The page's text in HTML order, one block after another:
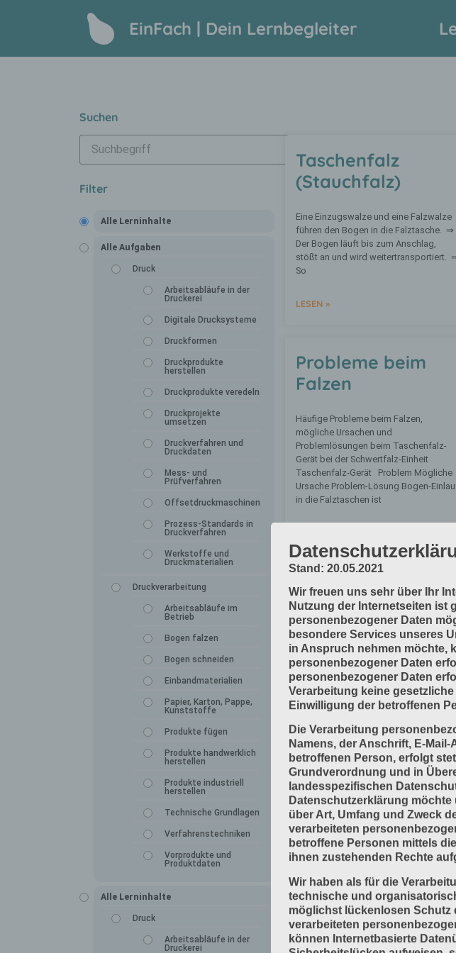
EinFach | Dein Lernbegleiter
Suchen
Filter
Alle Lerninhalte
Alle Aufgaben
Druck
Arbeitsabläufe in der
Druckerei
Digitale Drucksysteme
Druckformen
Druckprodukte
herstellen
Druckprodukte veredeln
Druckprojekte
umsetzen
Druckverfahren und
Druckdaten
Mess- und
Prüfverfahren
Offsetdruckmaschinen
Prozess-Standards in
Druckverfahren
Werkstoffe und
Druckmaterialien
Druckverarbeitung
Arbeitsabläufe im
Betrieb
Bogen falzen
Bogen schneiden
Einbandmaterialien
Papier, Karton, Pappe,
Kunststoffe
Produkte fügen
Produkte handwerklich
herstellen
Produkte industriell
herstellen
Technische Grundlagen
Verfahrenstechniken
Vorprodukte und
Produktdaten
Alle Lerninhalte
Druck
Arbeitsabläufe in der
Druckerei
Taschenfalz
(Stauchfalz)
Eine Einzugswalze und eine Falzwalze
führen den Bogen in die Falztasche. ⇒
Der Bogen läuft bis zum Anschlag,
stößt an und wird weitertransportiert.
So
LESEN »
Probleme beim
Falzen
Häufige Probleme beim Falzen,
mögliche Ursachen und
Problemlösungen beim Taschenfalz-
Gerät bei der Schwertfalz-Einheit
Taschenfalz-Gerät Problem Mögliche
Ursache Problem-Lösung Bogen-
in die Falztaschen ist
Stand: 20.05.2021
Wir freuen uns sehr über Ihr
Nutzung der Internetseiten ist
personenbezogener Daten
besondere Services unseres
in Anspruch nehmen möchte,
personenbezogener Daten
personenbezogener Daten
Verarbeitung keine
Einwilligung der betroffenen
Die Verarbeitung
Namens, der Anschrift, E-
betroffenen Person, erfolgt
Grundverordnung und in
landesspezifischen
Datenschutzerklärung
über Art, Umfang und Zweck
verarbeiteten
betroffene Personen mittels
ihnen zustehenden Rechte
Wir haben als für die
technische und
möglichst lückenlosen Schutz
verarbeiteten
können Internetbasierte